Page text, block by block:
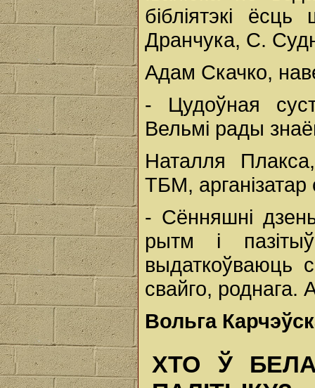
бібліятэкі
Дранчука, С.
Адам Скачко,
- Цудоўная
Вельмі рады
Наталля
ТБМ, арганізатар
- Сённяшні
рытм і
выдаткоўваюць
свайго, роднага.
Вольга
ХТО Ў